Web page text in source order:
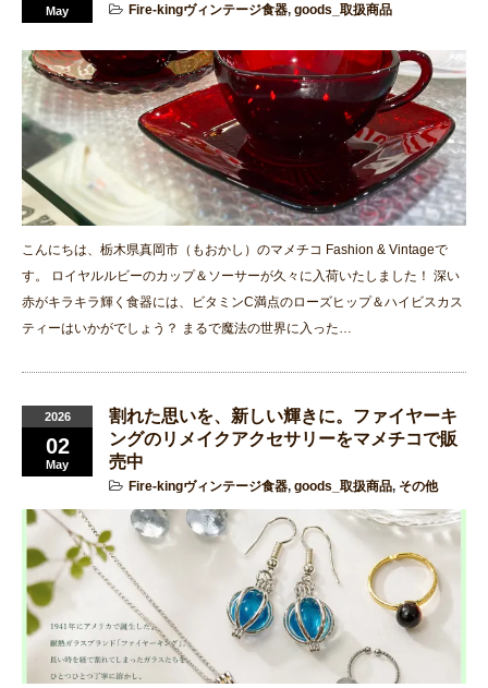
May Fire-kingヴィンテージ食器, goods_取扱商品
こんにちは、栃木県真岡市（もおかし）のマメチコ Fashion & Vintageで
す。 ロイヤルルビーのカップ＆ソーサーが久々に入荷いたしました！ 深い
赤がキラキラ輝く食器には、ビタミンC満点のローズヒップ＆ハイビスカス
ティーはいかがでしょう？ まるで魔法の世界に入った…
2026
02
May
割れた思いを、新しい輝きに。ファイヤーキ
ングのリメイクアクセサリーをマメチコで販
売中
Fire-kingヴィンテージ食器, goods_取扱商品, その他